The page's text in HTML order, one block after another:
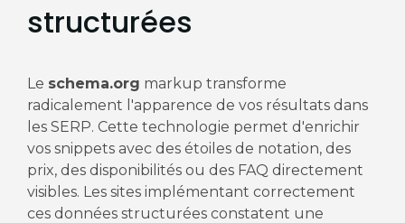
structurées
Le schema.org markup transforme
radicalement l'apparence de vos résultats dans
les SERP. Cette technologie permet d'enrichir
vos snippets avec des étoiles de notation, des
prix, des disponibilités ou des FAQ directement
visibles. Les sites implémentant correctement
ces données structurées constatent une